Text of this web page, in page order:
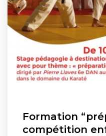
Formation
compétition